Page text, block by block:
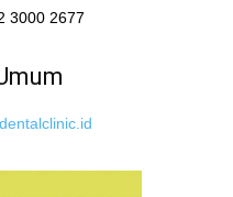
3000 2677